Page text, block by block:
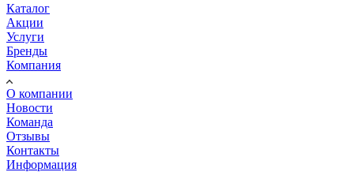
Каталог
Акции
Услуги
Бренды
Компания
О компании
Новости
Команда
Отзывы
Контакты
Информация